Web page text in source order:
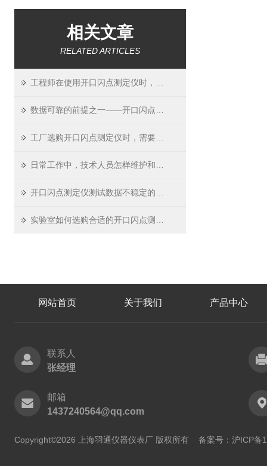
相关文章
RELATED ARTICLES
网站首页 关于我们 产品中心
联系人
张经理
邮箱
1437240564@qq.com
Copyright©2026 上海羽通仪器仪表厂 版权所有 备案号：沪ICP备